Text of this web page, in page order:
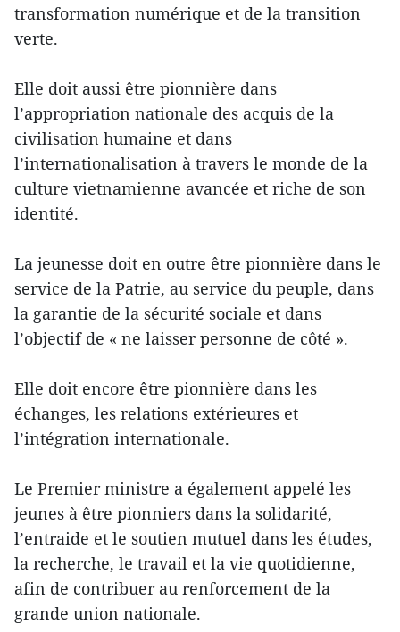
transformation numérique et de la transition
verte.
Elle doit aussi être pionnière dans
l’appropriation nationale des acquis de la
civilisation humaine et dans
l’internationalisation à travers le monde de la
culture vietnamienne avancée et riche de son
identité.
La jeunesse doit en outre être pionnière dans le
service de la Patrie, au service du peuple, dans
la garantie de la sécurité sociale et dans
l’objectif de « ne laisser personne de côté ».
Elle doit encore être pionnière dans les
échanges, les relations extérieures et
l’intégration internationale.
Le Premier ministre a également appelé les
jeunes à être pionniers dans la solidarité,
l’entraide et le soutien mutuel dans les études,
la recherche, le travail et la vie quotidienne,
afin de contribuer au renforcement de la
grande union nationale.